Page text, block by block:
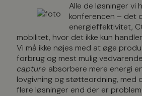
Alle de løsninger
konferencen – det
energieffektivitet,
mobilitet, hvor det ikke kun
Vi må ikke nøjes med at øge
forbrug og mest mulig
capture absorbere mere energi
lovgivning og støtteordning, med
flere løsninger end der er